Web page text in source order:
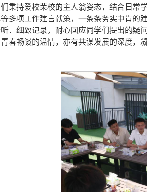
们秉持爱校荣校的主人翁姿态，结合日常
多项工作建言献策，一条条务实中肯的
、细致记录，耐心回应同学们提出的疑
春畅谈的温情，亦有共谋发展的深度，